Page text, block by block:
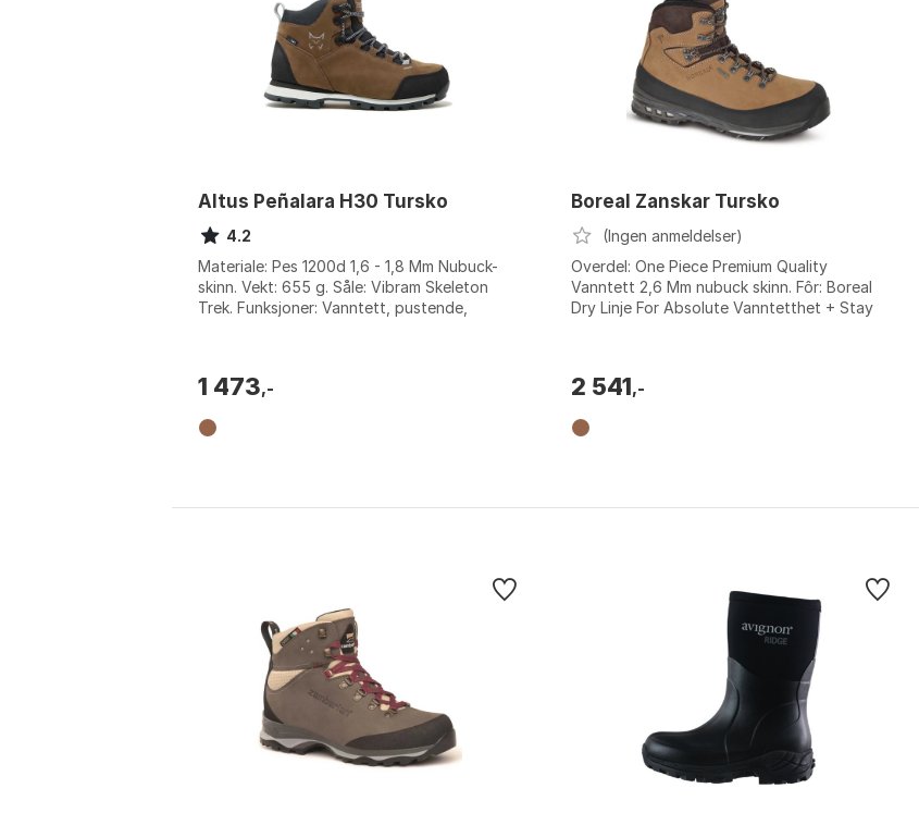
Altus Peñalara H30 Tursko
4.2
Materiale: Pes 1200d 1,6 - 1,8 Mm Nubuck-
skinn. Vekt: 655 g. Såle: Vibram Skeleton
Trek. Funksjoner: Vanntett, pustende,
1 473,-
Boreal Zanskar Tursko
(Ingen anmeldelser)
Overdel: One Piece Premium Quality
Vanntett 2,6 Mm nubuck skinn. Fôr: Boreal
Dry Linje For Absolute Vanntetthet + Stay
2 541,-